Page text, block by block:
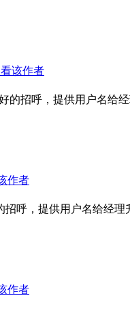
该作者
的招呼，提供用户名给
作者
呼，提供用户名给经理
作者